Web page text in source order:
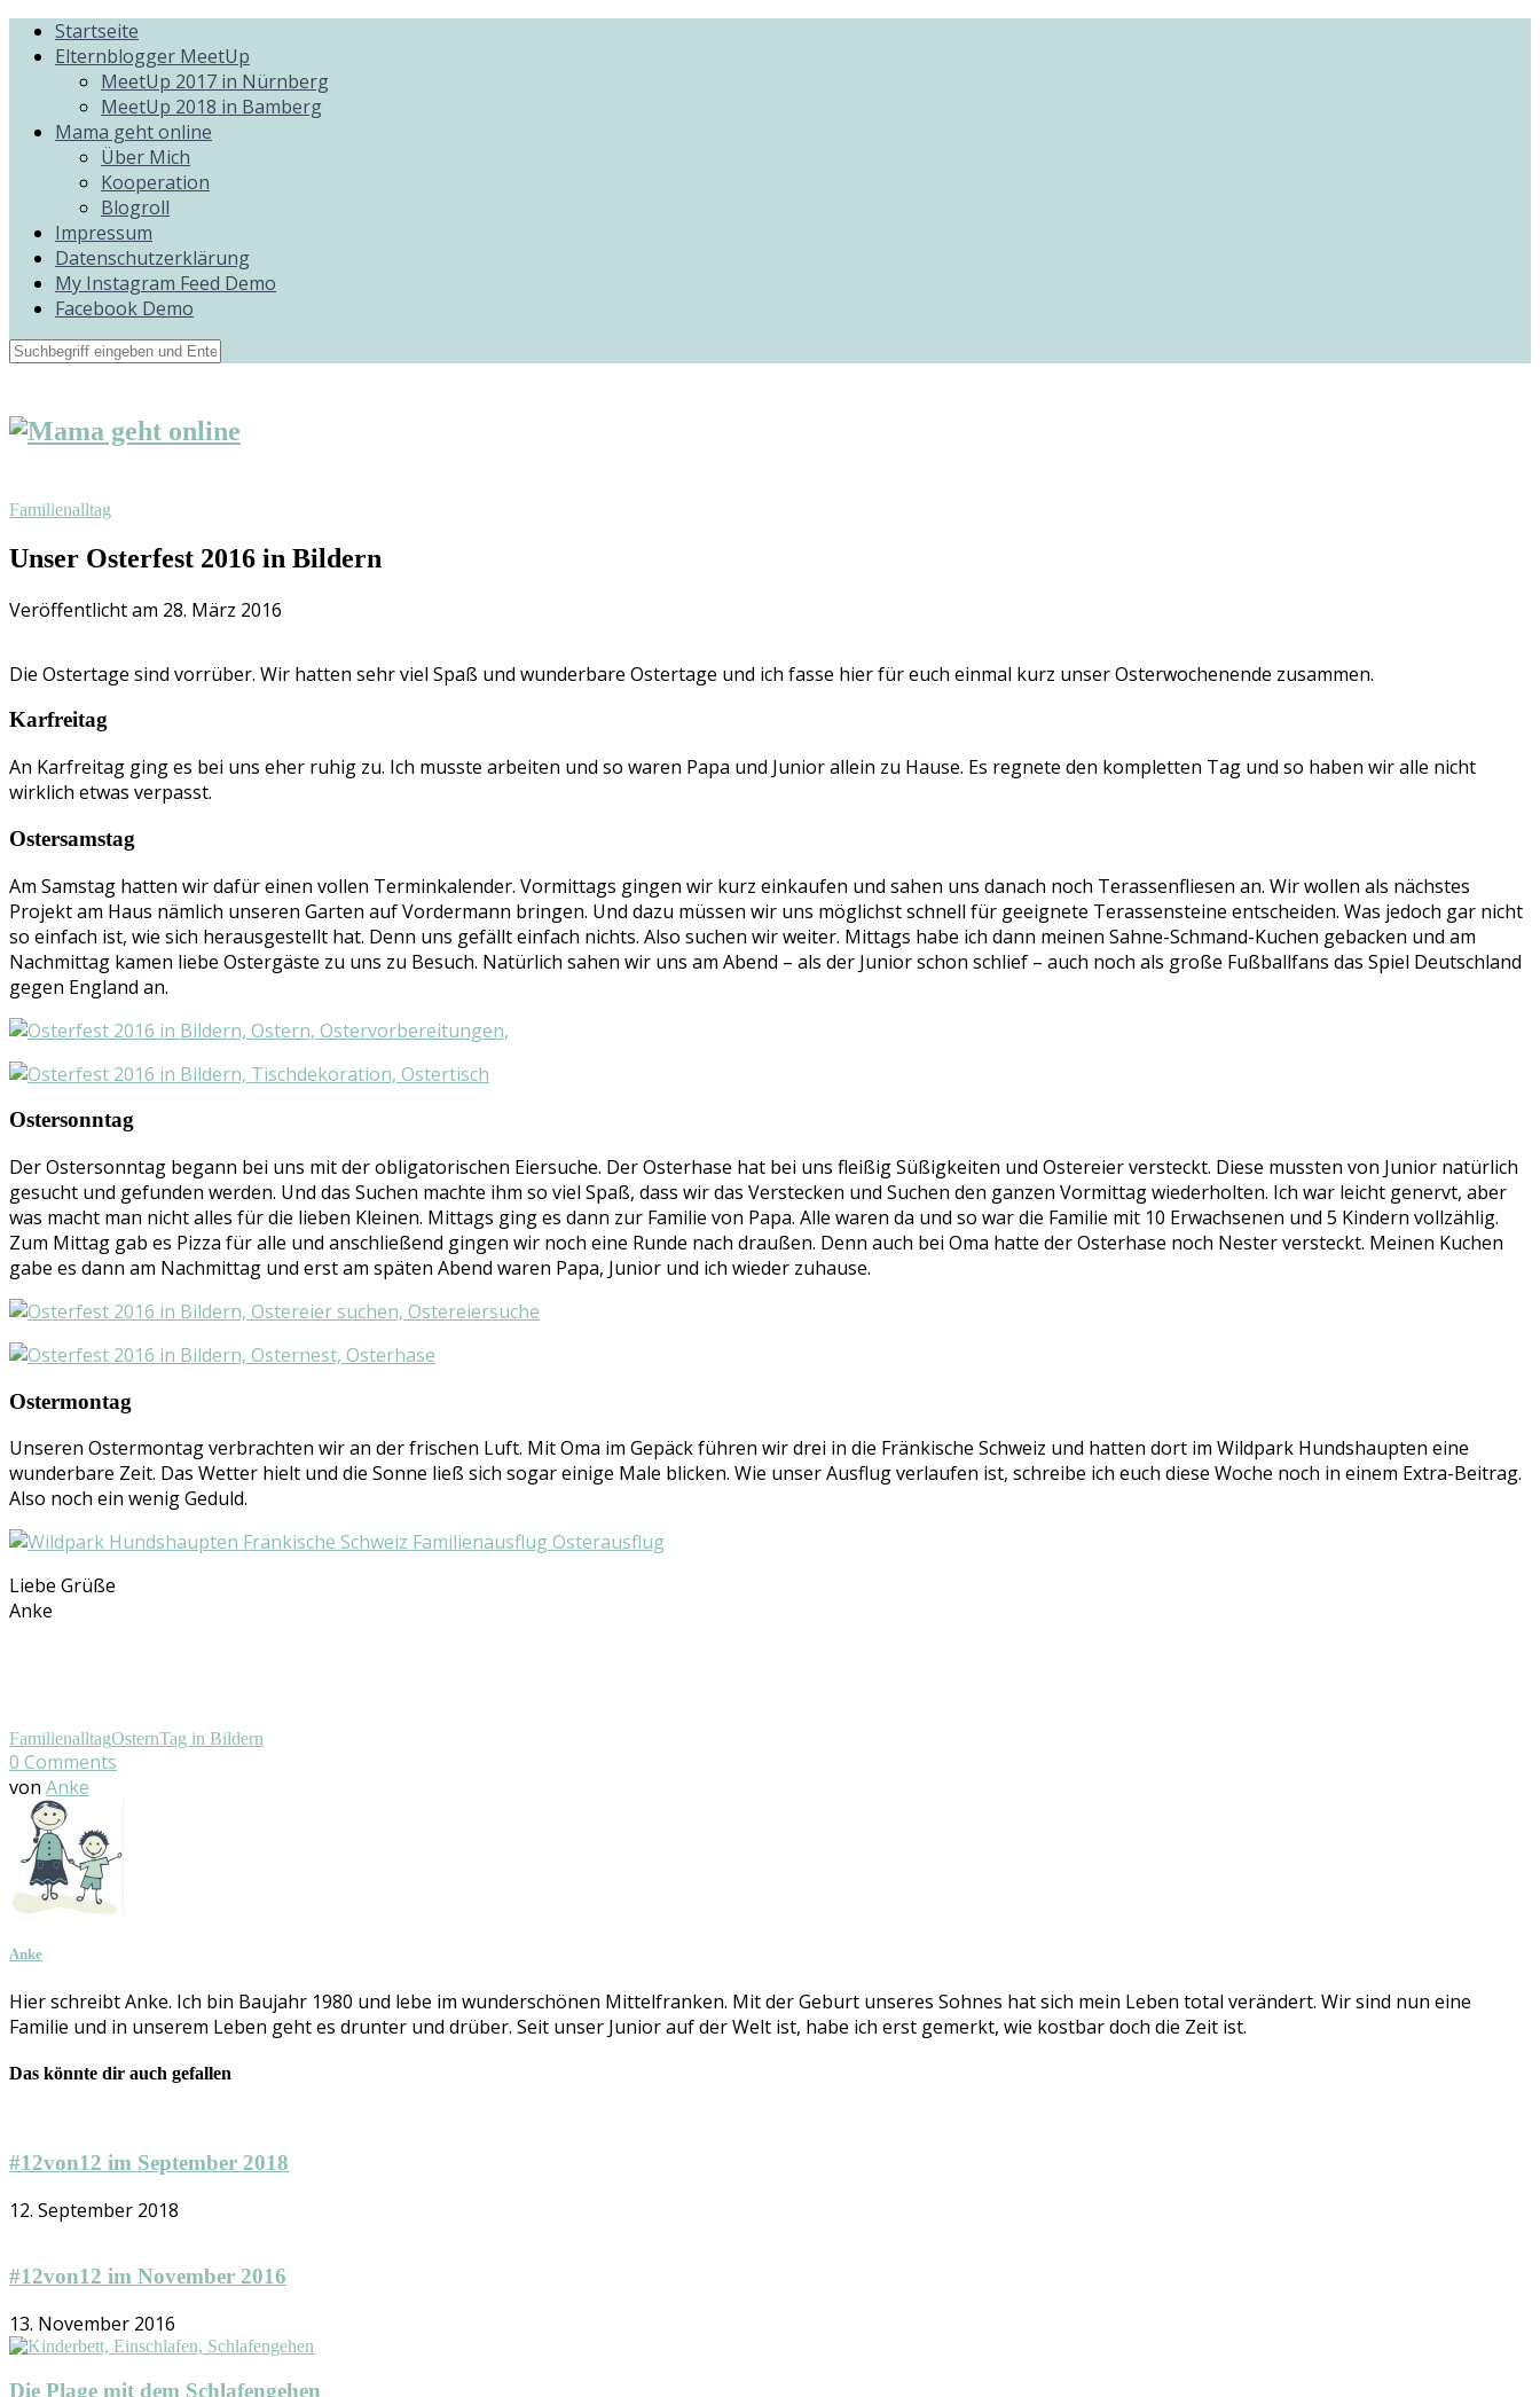
Startseite
Elternblogger MeetUp
MeetUp 2017 in Nürnberg
MeetUp 2018 in Bamberg
Mama geht online
Über Mich
Kooperation
Blogroll
Impressum
Datenschutzerklärung
My Instagram Feed Demo
Facebook Demo
Familienalltag
Unser Osterfest 2016 in Bildern
Veröffentlicht am 28. März 2016
Die Ostertage sind vorrüber. Wir hatten sehr viel Spaß und wunderbare Ostertage und ich fasse hier für euch einmal kurz unser Osterwochenende zusammen.
Karfreitag
An Karfreitag ging es bei uns eher ruhig zu. Ich musste arbeiten und so waren Papa und Junior allein zu Hause. Es regnete den kompletten Tag und so haben wir alle nicht
wirklich etwas verpasst.
Ostersamstag
Am Samstag hatten wir dafür einen vollen Terminkalender. Vormittags gingen wir kurz einkaufen und sahen uns danach noch Terassenfliesen an. Wir wollen als nächstes
Projekt am Haus nämlich unseren Garten auf Vordermann bringen. Und dazu müssen wir uns möglichst schnell für geeignete Terassensteine entscheiden. Was jedoch gar nicht
so einfach ist, wie sich herausgestellt hat. Denn uns gefällt einfach nichts. Also suchen wir weiter. Mittags habe ich dann meinen Sahne-Schmand-Kuchen gebacken und am
Nachmittag kamen liebe Ostergäste zu uns zu Besuch. Natürlich sahen wir uns am Abend – als der Junior schon schlief – auch noch als große Fußballfans das Spiel Deutschland
gegen England an.
Ostersonntag
Der Ostersonntag begann bei uns mit der obligatorischen Eiersuche. Der Osterhase hat bei uns fleißig Süßigkeiten und Ostereier versteckt. Diese mussten von Junior natürlich
gesucht und gefunden werden. Und das Suchen machte ihm so viel Spaß, dass wir das Verstecken und Suchen den ganzen Vormittag wiederholten. Ich war leicht genervt, aber
was macht man nicht alles für die lieben Kleinen. Mittags ging es dann zur Familie von Papa. Alle waren da und so war die Familie mit 10 Erwachsenen und 5 Kindern vollzählig.
Zum Mittag gab es Pizza für alle und anschließend gingen wir noch eine Runde nach draußen. Denn auch bei Oma hatte der Osterhase noch Nester versteckt. Meinen Kuchen
gabe es dann am Nachmittag und erst am späten Abend waren Papa, Junior und ich wieder zuhause.
Ostermontag
Unseren Ostermontag verbrachten wir an der frischen Luft. Mit Oma im Gepäck führen wir drei in die Fränkische Schweiz und hatten dort im Wildpark Hundshaupten eine
wunderbare Zeit. Das Wetter hielt und die Sonne ließ sich sogar einige Male blicken. Wie unser Ausflug verlaufen ist, schreibe ich euch diese Woche noch in einem Extra-Beitrag.
Also noch ein wenig Geduld.
Liebe Grüße
Anke
FamilienalltagOsternTag in Bildern
0 Comments
von Anke
Anke
Hier schreibt Anke. Ich bin Baujahr 1980 und lebe im wunderschönen Mittelfranken. Mit der Geburt unseres Sohnes hat sich mein Leben total verändert. Wir sind nun eine
Familie und in unserem Leben geht es drunter und drüber. Seit unser Junior auf der Welt ist, habe ich erst gemerkt, wie kostbar doch die Zeit ist.
Das könnte dir auch gefallen
#12von12 im September 2018
12. September 2018
#12von12 im November 2016
13. November 2016
Die Plage mit dem Schlafengehen